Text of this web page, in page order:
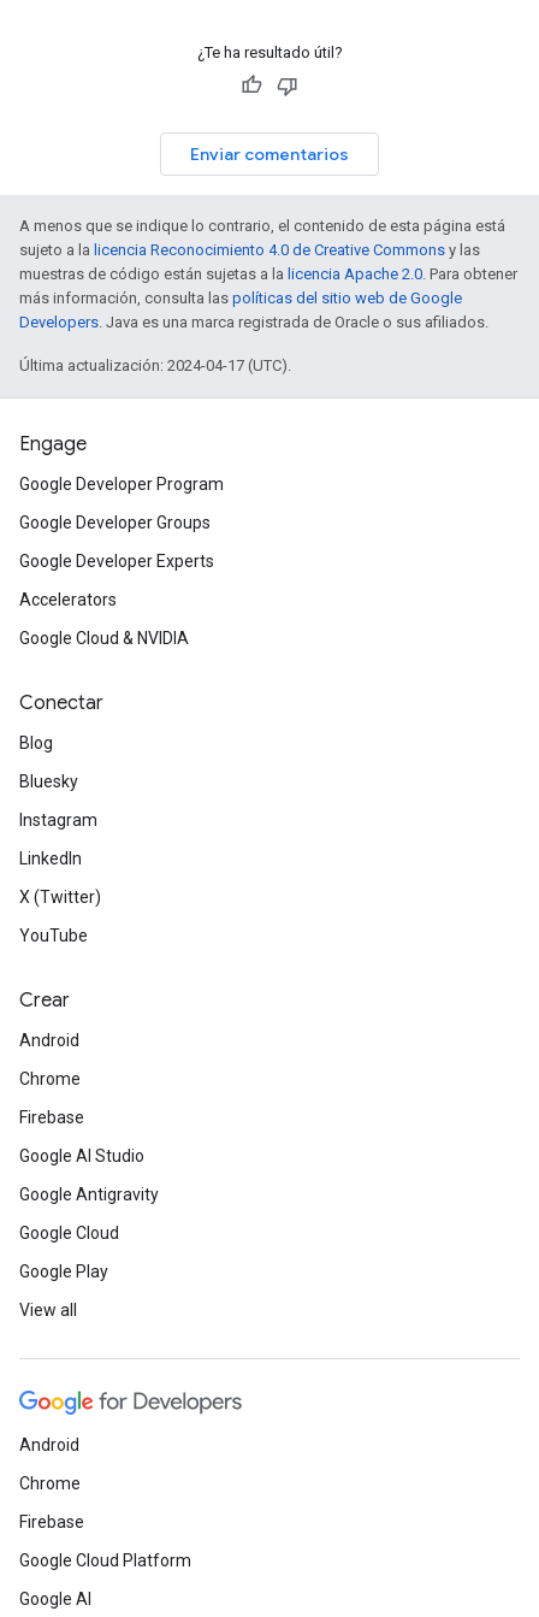
¿Te ha resultado útil?
Enviar comentarios
A menos que se indique lo contrario, el contenido de esta página está
sujeto a la licencia Reconocimiento 4.0 de Creative Commons y las
muestras de código están sujetas a la licencia Apache 2.0. Para obtener
más información, consulta las políticas del sitio web de Google
Developers. Java es una marca registrada de Oracle o sus afiliados.
Última actualización: 2024-04-17 (UTC).
Engage
Google Developer Program
Google Developer Groups
Google Developer Experts
Accelerators
Google Cloud & NVIDIA
Conectar
Blog
Bluesky
Instagram
LinkedIn
X (Twitter)
YouTube
Crear
Android
Chrome
Firebase
Google AI Studio
Google Antigravity
Google Cloud
Google Play
View all
Android
Chrome
Firebase
Google Cloud Platform
Google AI